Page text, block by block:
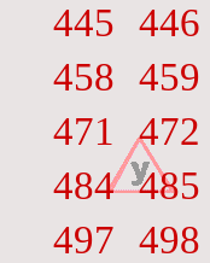
445 446
458 459
471
472
484 485
497 498